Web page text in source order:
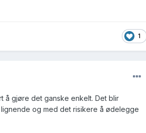
1
å gjøre det ganske enkelt. Det blir
og med det risikere å ødelegge